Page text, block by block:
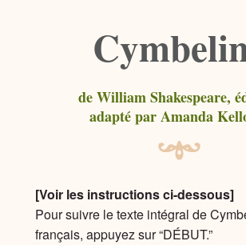
de William Shakespeare,
adapté par Amanda
[Voir les instructions ci-dessous]
Pour suivre le texte intégral de
français, appuyez sur “DÉBUT.”